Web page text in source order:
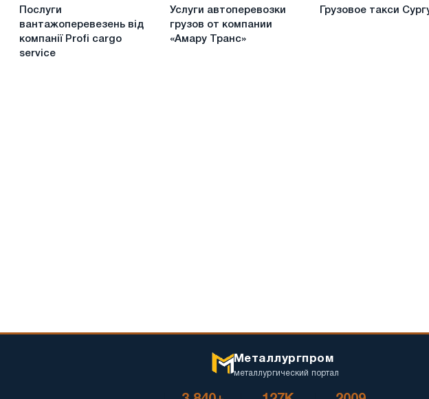
вантажоперевезень
Послуги
вантажоперевезень від
компанії Profi cargo
service
автоперевозки
грузов
Услуги автоперевозки
грузов от компании
«Амару Транс»
такси
Грузовое такси
Металлургпром
металлургический портал